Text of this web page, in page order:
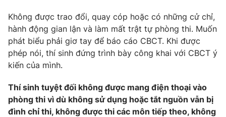
Thị trường
Tư vấn
Chuyên mục khác
Emagazine
Photo Infographic
Không được trao đổi, quay cóp hoặc có những cử chỉ,
hành động gian lận và làm mất trật tự phòng thi. Muốn
phát biểu phải giơ tay để báo cáo CBCT. Khi được
phép nói, thí sinh đứng trình bày công khai với CBCT ý
kiến của mình.
Thí sinh tuyệt đối không được mang điện thoại vào
phòng thi vì dù không sử dụng hoặc tắt nguồn vẫn bị
đình chỉ thi, không được thi các môn tiếp theo, không